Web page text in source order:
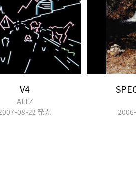
V4
ALTZ
08-22 発売